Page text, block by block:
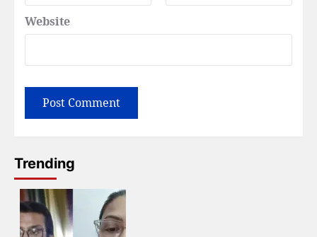
Website
Trending